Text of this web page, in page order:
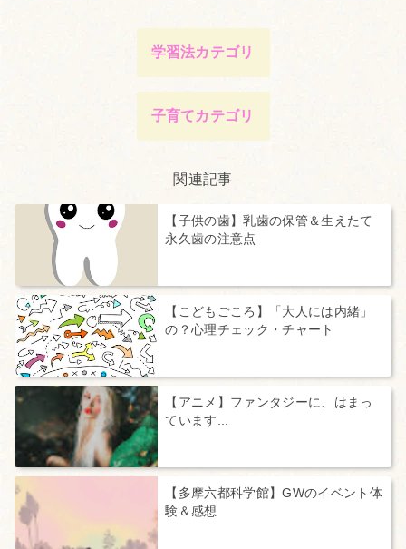
学習法カテゴリ
子育てカテゴリ
関連記事
【子供の歯】乳歯の保管＆生えたて
永久歯の注意点
【こどもごころ】「大人には内緒」
の？心理チェック・チャート
【アニメ】ファンタジーに、はまっ
ています...
【多摩六都科学館】GWのイベント体
験＆感想